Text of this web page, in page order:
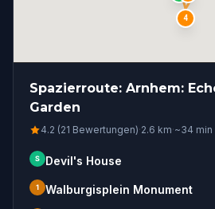
4
Spazierroute: Arnhem:
Garden
4.2 (21 Bewertungen)·2.6 km·~34 min
S Devil's House
1 Walburgisplein Monument